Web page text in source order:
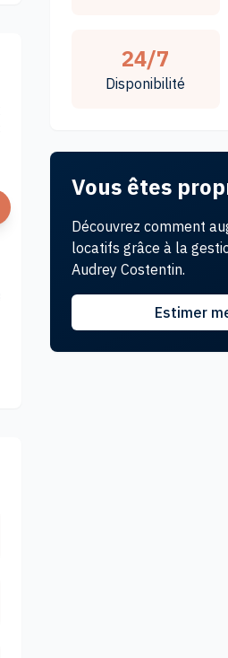
Réserver
et centre
L'escapade
centre
4pers. 1ch.
24/7
Disponibilité
Vous êtes
Découvrez comment
locatifs grâce à la
Audrey Costentin.
Estimer